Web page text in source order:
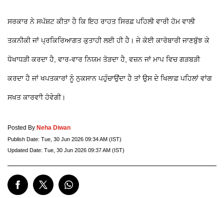
ਸਰਕਾਰ ਨੇ ਸਪੱਸ਼ਟ ਕੀਤਾ ਹੈ ਕਿ ਇਹ ਰਾਹਤ ਸਿਰਫ਼ ਪਹਿਲੀ ਵਾਰੀ ਹੋਮ ਵਾਲੀ
ਤਕਨੀਕੀ ਜਾਂ ਪ੍ਰਕਿਰਿਆਗਤ ਕੁਤਾਹੀ ਲਈ ਹੀ ਹੈ। ਜੇ ਕੋਈ ਕਾਰੋਬਾਰੀ ਜਾਣਬੁੱਝ ਕੇ
ਧੋਖਾਧੜੀ ਕਰਦਾ ਹੈ, ਵਾਰ-ਵਾਰ ਨਿਯਮ ਤੋੜਦਾ ਹੈ, ਵਜ਼ਨ ਜਾਂ ਮਾਪ ਵਿਚ ਗੜਬੜੀ
ਕਰਦਾ ਹੈ ਜਾਂ ਖਪਤਕਾਰਾਂ ਨੂੰ ਨੁਕਸਾਨ ਪਹੁੰਚਾਉਂਦਾ ਹੈ ਤਾਂ ਉਸ ਦੇ ਖਿਲਾਫ਼ ਪਹਿਲਾਂ ਵਾਂਗ
ਸਖਤ ਕਾਰਵਾੀ ਹੋਵੇਗੀ।
Posted By Neha Diwan
Publish Date: Tue, 30 Jun 2026 09:34 AM (IST)
Updated Date: Tue, 30 Jun 2026 09:37 AM (IST)